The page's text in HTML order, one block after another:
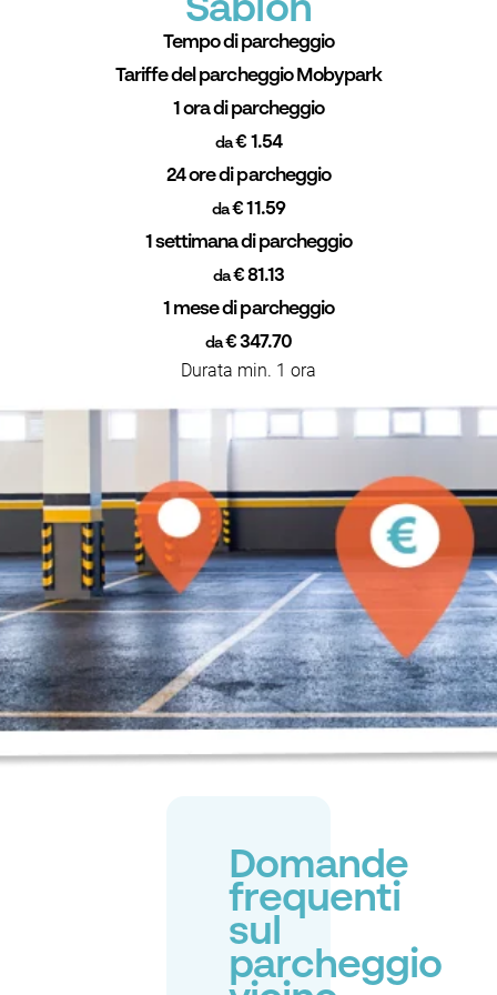
Sablon
Tempo di parcheggio
Tariffe del parcheggio Mobypark
1 ora di parcheggio
da€ 1.54
24 ore di parcheggio
da€ 11.59
1 settimana di parcheggio
da€ 81.13
1 mese di parcheggio
da€ 347.70
Durata min. 1 ora
Domande
frequenti
sul
parcheggio